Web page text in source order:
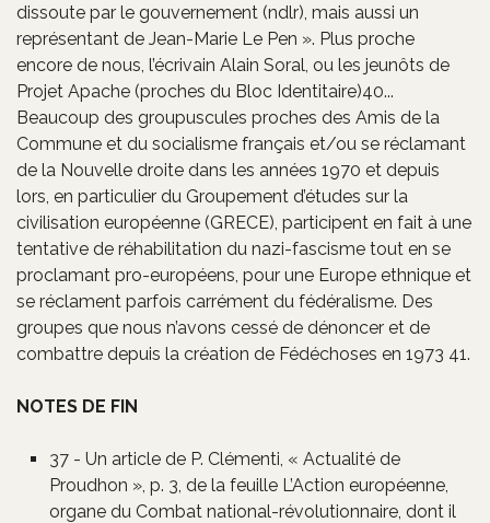
dissoute par le gouvernement (ndlr), mais aussi un
représentant de Jean-Marie Le Pen ». Plus proche
encore de nous, l’écrivain Alain Soral, ou les jeunôts de
Projet Apache (proches du Bloc Identitaire)40...
Beaucoup des groupuscules proches des Amis de la
Commune et du socialisme français et/ou se réclamant
de la Nouvelle droite dans les années 1970 et depuis
lors, en particulier du Groupement d’études sur la
civilisation européenne (GRECE), participent en fait à une
tentative de réhabilitation du nazi-fascisme tout en se
proclamant pro-européens, pour une Europe ethnique et
se réclament parfois carrément du fédéralisme. Des
groupes que nous n’avons cessé de dénoncer et de
combattre depuis la création de Fédéchoses en 1973 41.
NOTES DE FIN
37 - Un article de P. Clémenti, « Actualité de
Proudhon », p. 3, de la feuille L’Action européenne,
organe du Combat national-révolutionnaire, dont il